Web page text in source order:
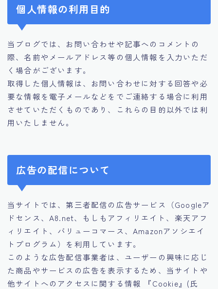
個人情報の利用目的
当ブログでは、お問い合わせや記事へのコメントの
際、名前やメールアドレス等の個人情報を入力いただ
く場合がございます。
取得した個人情報は、お問い合わせに対する回答や必
要な情報を電子メールなどをでご連絡する場合に利用
させていただくものであり、これらの目的以外では利
用いたしません。
広告の配信について
当サイトでは、第三者配信の広告サービス（Googleア
ドセンス、A8.net、もしもアフィリエイト、楽天アフ
ィリエイト、バリューコマース、Amazonアソシエイ
トプログラム）を利用しています。
このような広告配信事業者は、ユーザーの興味に応じ
た商品やサービスの広告を表示するため、当サイトや
他サイトへのアクセスに関する情報 『Cookie』(氏